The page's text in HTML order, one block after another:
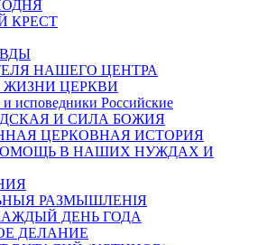
КРЕСТ
НАШЕГО ЦЕНТРА
ЦЕРКВИ
исповедники Российские
И СИЛА БОЖИЯ
ЦЕРКОВНАЯ ИСТОРИЯ
В НАШИХ НУЖДАХ И
РАЗМЫШЛЕНІЯ
ДЕНЬ ГОДА
ДЕЛАНИЕ